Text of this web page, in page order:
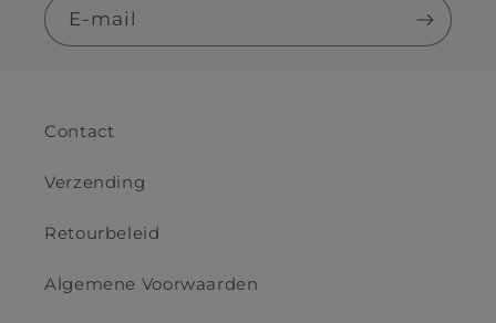
E‑mail
Contact
Verzending
Retourbeleid
Algemene Voorwaarden